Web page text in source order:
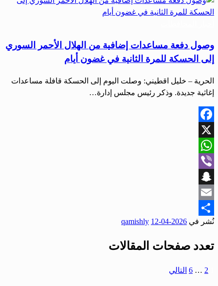
وصول دفعة مساعدات إضافية من الهلال الأحمر السوري
إلى الحسكة للمرة الثانية في غضون أيام
الحرية – خليل اقطيني: وصلت اليوم إلى الحسكة قافلة مساعدات
إغاثية جديدة. وذكر رئيس مجلس إدارة…
Facebook
X
WhatsApp
Viber
Snapchat
Email
Share
نُشر في 2026-04-12
qamishly
تعدد صفحات المقالات
2
…
6 التالي